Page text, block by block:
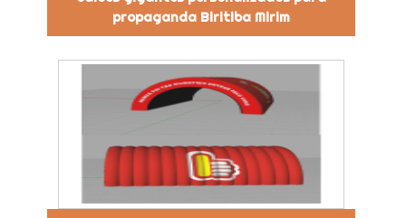
propaganda Biritiba Mirim